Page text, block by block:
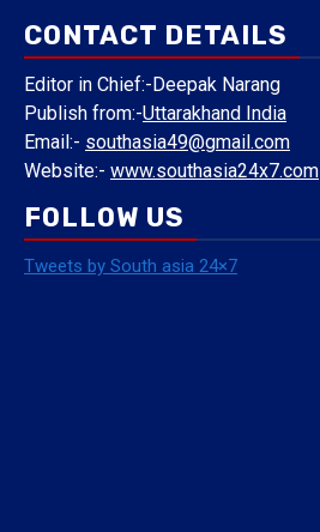
CONTACT DETAILS
Editor in Chief:-Deepak Narang
Publish from:-Uttarakhand India
Email:- southasia49@gmail.com
Website:- www.southasia24x7.com
FOLLOW US
Tweets by South asia 24×7